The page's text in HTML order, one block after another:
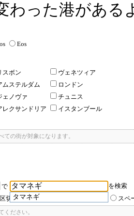
わった港がある
Eos
スボン
ヴェネツィア
ムステルダム
ロンドン
ェノヴァ
チュニス
レクサンドリア
イスタンブール
の街が対象になります。
で
タマネギ
を検索
切ったキーワードのいずれかを含む スペ
ださい。